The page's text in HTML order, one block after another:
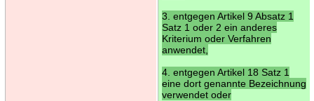
3. entgegen Artikel 9 Absatz 1
Satz 1 oder 2 ein anderes
Kriterium oder Verfahren
anwendet,
4. entgegen Artikel 18 Satz 1
eine dort genannte Bezeichnung
verwendet oder